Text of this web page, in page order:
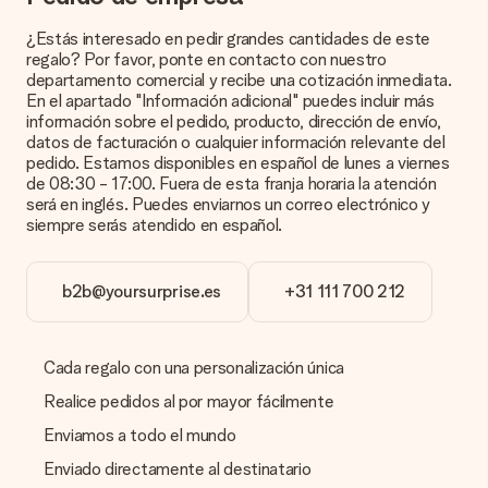
¿Qué es exactamente una tarjeta de regalo?
Al hacer clic en 'Tarjeta gratis' en la cesta de la compra,
puedes agregar la tarjeta gratuita a tu regalo. Puedes poner
un mensaje personal en esta tarjeta para que el destinatario
sepa exactamente a quién agradecer por esta hermosa
sorpresa.
¿Está envuelto mi regalo?
Actualmente, no tenemos (aún) un servicio de envoltura de
regalos para envolver tu presente. Los regalos se envían en
una caja decorada con motivos de fiesta. Así, tu obsequio
está listo para ser entregado o enviarse directamente al
Tiempo de entrega, opciones de entrega y
¿Puedo elegir una fecha de entrega?
Elegir la fecha exacta de entrega no es posible. Una vez
personalizado y completado tu pedido, recibirás una
confirmación con las fechas estimadas de entrega. Una vez
transportes la encargada de entregar el regalo.
¿Estás interesado en pedir grandes cantidades de este
regalo? Por favor, ponte en contacto con nuestro
departamento comercial y recibe una cotización inmediata.
En el apartado "Información adicional" puedes incluir más
información sobre el pedido, producto, dirección de envío,
datos de facturación o cualquier información relevante del
pedido. Estamos disponibles en español de lunes a viernes
de 08:30 - 17:00. Fuera de esta franja horaria la atención
será en inglés. Puedes enviarnos un correo electrónico y
siempre serás atendido en español.
b2b@yoursurprise.es +31 111 700 212
Cada regalo con una personalización única
Realice pedidos al por mayor fácilmente
Enviamos a todo el mundo
Enviado directamente al destinatario